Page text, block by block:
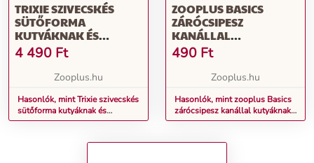
TRIXIE SZIVECSKÉS
SÜTŐFORMA
KUTYÁKNAK ÉS
MACSKÁKNAK - H 38 X
SZ 28 CM
4 490 Ft
Zooplus.hu
Hasonlók, mint Trixie szivecskés
sütőforma kutyáknak és
macskáknak - H 38 x Sz 28 cm
ZOOPLUS BASICS
ZÁRÓCSIPESZ
KANÁLLAL
KUTYÁKNAK,
MACSKÁKNAK - 1 DB
490 Ft
Zooplus.hu
Hasonlók, mint zooplus Basics
zárócsipesz kanállal kutyáknak,
macskáknak - 1 db